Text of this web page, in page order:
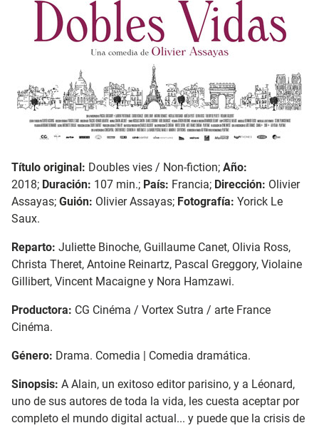
Título original: Doubles vies / Non-fiction; Año:
2018; Duración: 107 min.; País: Francia; Dirección: Olivier
Assayas; Guión: Olivier Assayas; Fotografía: Yorick Le
Saux.
Reparto: Juliette Binoche, Guillaume Canet, Olivia Ross,
Christa Theret, Antoine Reinartz, Pascal Greggory, Violaine
Gillibert, Vincent Macaigne y Nora Hamzawi.
Productora: CG Cinéma / Vortex Sutra / arte France
Cinéma.
Género: Drama. Comedia | Comedia dramática.
Sinopsis: A Alain, un exitoso editor parisino, y a Léonard,
uno de sus autores de toda la vida, les cuesta aceptar por
completo el mundo digital actual... y puede que la crisis de